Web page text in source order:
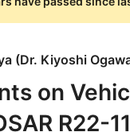
(Dr. Kiyoshi
on
R22-